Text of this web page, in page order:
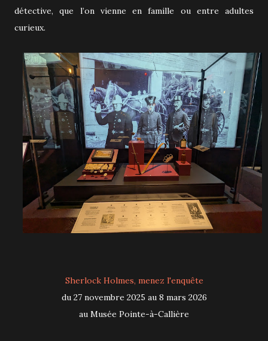
détective, que l’on vienne en famille ou entre adultes
curieux.
Sherlock Holmes, menez l'enquête
du 27 novembre 2025 au 8 mars 2026
au Musée Pointe-à-Callière